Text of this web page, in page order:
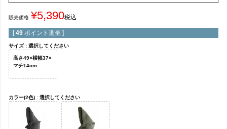
販売価格 ¥5,390税込
[ 49 ポイント進呈 ]
サイズ 選択してください
高さ49×横幅37×
マチ14cm
カラー(2色) 選択してください